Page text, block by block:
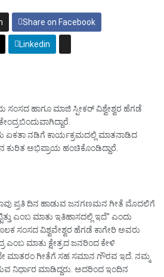
Share on Facebook
Linkedin
ಸಂಸದ ಹಾಗೂ ಮಾಜಿ ಸ್ಪೀಕರ್ ವಿಶ್ವೇಶ್ವರ ಹೆಗಡೆ
ಏಕತಾ ನಡಿಗೆ ಕಾರ್ಯಕ್ರಮದಲ್ಲಿ ಮಾತನಾಡಿದ
ಕುರಿತ ಅಭಿಪ್ರಾಯ ಹಂಚಿಕೊಂಡಿದ್ದಾರೆ.
ಪ್ರತಿ ದಿನ ಹಾಡುವ ಜನಗಣಮನ ಗೀತೆ ಮೊದಲಿಗೆ
ಎಂಬ ಮಾತು ಇತಿಹಾಸದಲ್ಲಿ ಇದೆ” ಎಂದು
ಸಂಸದ ವಿಶ್ವವೇಶ್ವರ ಹೆಗಡೆ ಕಾಗೇರಿ ಅವರು
ಎಂಬ ಮಾತು ಕ್ಷೇತ್ರದ ಜನರಿಂದ ಕೇಳಿ
ಮಾತರಂ ಗೀತೆಗೆ ಸಹ ಸಮಾನ ಗೌರವ ಇದೆ. ನಮ್ಮ
ನಿರ್ಧಾರ ಮಾಡಿದ್ದರು. ಅದರಿಂದ ಇಂದಿನ